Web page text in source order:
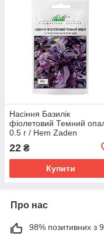
Насіння Базилік
фіолетовий Темний
0.5 г / Hem Zaden
22 ₴
Купити
Про нас
98% позитивних з